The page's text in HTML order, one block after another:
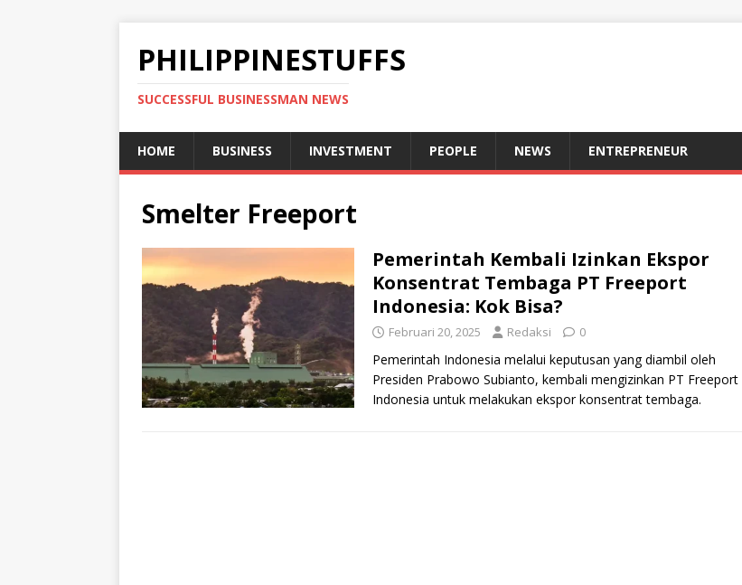
PHILIPPINESTUFFS
SUCCESSFUL BUSINESSMAN NEWS
HOME BUSINESS INVESTMENT PEOPLE NEWS ENTREPRENEUR
Smelter Freeport
Pemerintah Kembali Izinkan Ekspor
Konsentrat Tembaga PT Freeport
Indonesia: Kok Bisa?
Februari 20, 2025 Redaksi 0
Pemerintah Indonesia melalui keputusan yang diambil oleh
Presiden Prabowo Subianto, kembali mengizinkan PT Freeport
Indonesia untuk melakukan ekspor konsentrat tembaga.